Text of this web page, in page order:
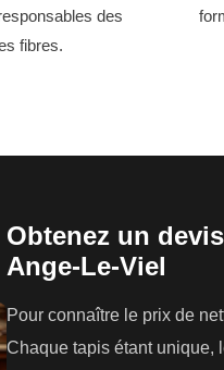
des
fibres.
Obtenez un
Ange-Le-Viel
Pour connaître le prix de
Chaque tapis étant unique,